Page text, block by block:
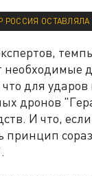
РОССИЯ
для
дронов
И что,
принцип